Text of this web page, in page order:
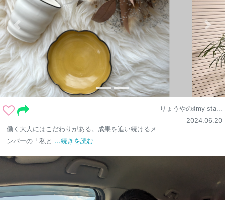
りょうやの♯my sta...
2024.06.20
働く大人にはこだわりがある。成果を追い続けるメ
ンバーの「私と ...続きを読む